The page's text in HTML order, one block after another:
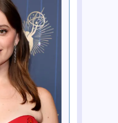
teledysku do
Harrisona „Give
Me Peace on Earth)"
dokonał kolejnego
Paula
wspomina Roba
z Seanem Ono
Tannenbaum
tygodnie życia
zaprasza na „The
School” – odsłuch i
gośćmi